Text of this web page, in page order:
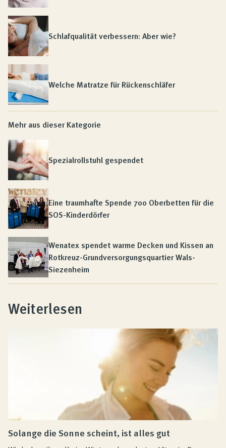
Schlafqualität verbessern: Aber wie?
Welche Matratze für Rückenschläfer
Mehr aus dieser Kategorie
Spezialrollstuhl gespendet
Eine traumhafte Spende 700 Oberbetten für die
SOS-Kinderdörfer
Wenatex spendet warme Decken und Kissen an
Rotkreuz-Grundversorgungsquartier Wals-
Siezenheim
Weiterlesen
Solange die Sonne scheint, ist alles gut